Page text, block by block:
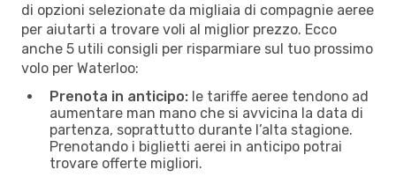
di opzioni selezionate da migliaia di compagnie aeree
per aiutarti a trovare voli al miglior prezzo. Ecco
anche 5 utili consigli per risparmiare sul tuo prossimo
volo per Waterloo:
Prenota in anticipo: le tariffe aeree tendono ad
aumentare man mano che si avvicina la data di
partenza, soprattutto durante l’alta stagione.
Prenotando i biglietti aerei in anticipo potrai
trovare offerte migliori.